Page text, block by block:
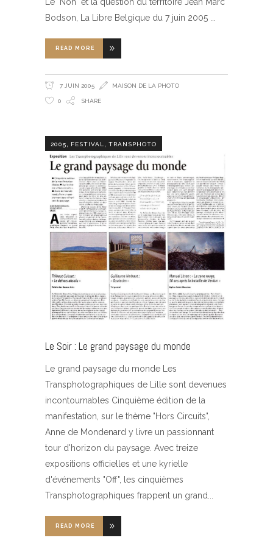
Bodson, La Libre Belgique du 7 juin 2005
READ MORE
7 JUIN 2005 MAISON DE LA PHOTO
0 SHARE
2005 FESTIVAL TRANSPHOTO
Le Soir : Le grand paysage du monde
Le grand paysage du monde Les
Transphotographiques de Lille sont devenues
incontournables Cinquième édition de la
manifestation, sur le thème "Hors Circuits",
Anne de Mondenard y livre un passionnant
tour d'horizon du paysage. Avec treize
expositions officielles et une kyrielle
d'événements "Off", les cinquièmes
Transphotographiques frappent un grand
READ MORE